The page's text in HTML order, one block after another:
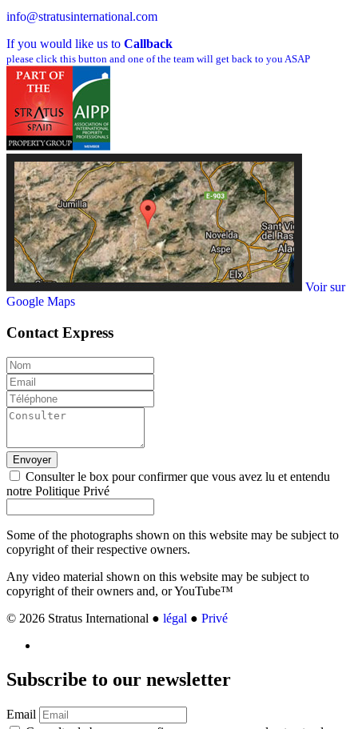
info@stratusinternational.com
If you would like us to Callback
please click this button and one of the team will get back to you ASAP
Voir sur
Google Maps
ContactExpress
Envoyer
Consulter le box pour confirmer que vous avez lu et entendu
notre Politique Privé
Some of the photographs shown on this website may be subject to
copyright of their respective owners.
Any video material shown on this website may be subject to
copyright of their owners and, or YouTube™
© 2026 Stratus International ● légal ● Privé
Subscribe to our newsletter
Email